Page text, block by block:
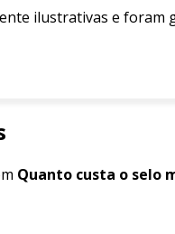
ilustrativas e foram
Quanto custa o selo